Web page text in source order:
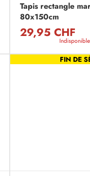
Tapis rectangle
80x150cm
29,95 CHF
Indisponible
FIN DE